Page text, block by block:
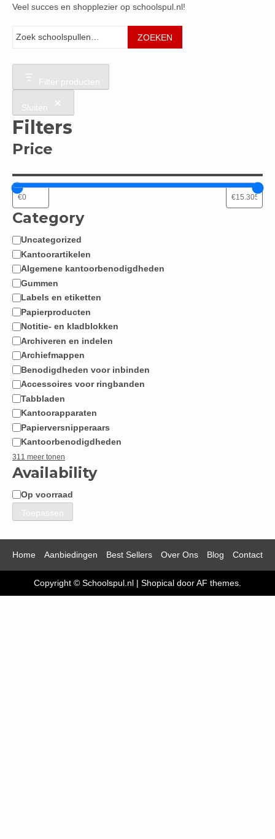
Veel succes en shopplezier op schoolspul.nl!
Zoeken
ZOEKEN
Filter producten
Sluiten
Filters
Price
Category
Categorie
Uncategorized
Kantoorartikelen
Algemene kantoorbenodigdheden
Gummen
Labels en etiketten
Papierproducten
Notitie- en kladblokken
Archiveren en indelen
Archiefmappen
Benodigdheden voor inbinden
Accessoires voor ringbanden
Tabbladen
Kantoorapparaten
Papierversnipperaars
Kantoorbenodigdheden
311 meer tonen
Availability
Beschikbaarheid
Op voorraad
Toepassen
Home Aanbiedingen Best Sellers Over Ons Blog Contact
Copyright © Schoolspul.nl | Shopical door AF themes.